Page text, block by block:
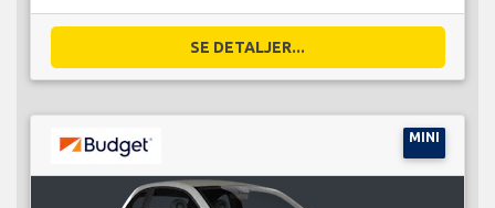
SE DETALJER...
MINI